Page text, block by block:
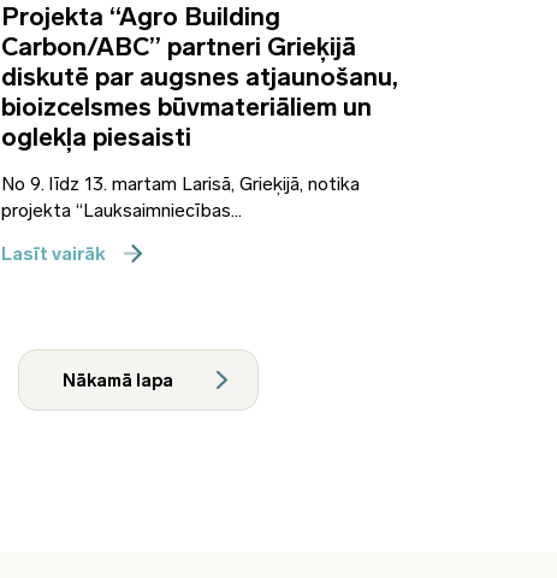
Projekta “Agro Building
Carbon/ABC” partneri Grieķijā
diskutē par augsnes atjaunošanu,
bioizcelsmes būvmateriāliem un
oglekļa piesaisti
No 9. līdz 13. martam Larisā, Grieķijā, notika
projekta “Lauksaimniecības...
Lasīt vairāk
Nākamā lapa